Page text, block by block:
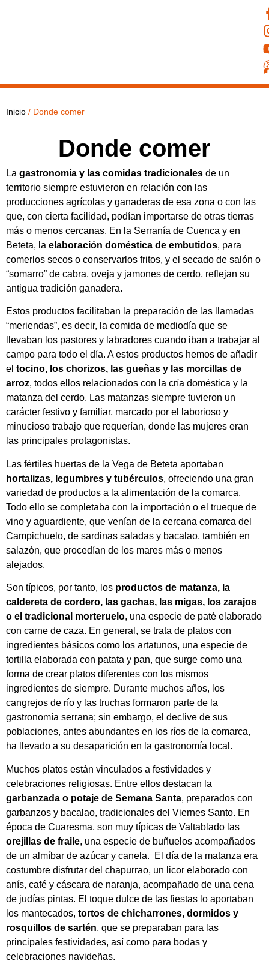
Inicio / Donde comer
Donde comer
La gastronomía y las comidas tradicionales de un
territorio siempre estuvieron en relación con las
producciones agrícolas y ganaderas de esa zona o con las
que, con cierta facilidad, podían importarse de otras tierras
más o menos cercanas. En la Serranía de Cuenca y en
Beteta, la elaboración doméstica de embutidos, para
comerlos secos o conservarlos fritos, y el secado de salón o
“somarro” de cabra, oveja y jamones de cerdo, reflejan su
antigua tradición ganadera.
Estos productos facilitaban la preparación de las llamadas
“meriendas”, es decir, la comida de mediodía que se
llevaban los pastores y labradores cuando iban a trabajar al
campo para todo el día. A estos productos hemos de añadir
el tocino, los chorizos, las gueñas y las morcillas de
arroz, todos ellos relacionados con la cría doméstica y la
matanza del cerdo. Las matanzas siempre tuvieron un
carácter festivo y familiar, marcado por el laborioso y
minucioso trabajo que requerían, donde las mujeres eran
las principales protagonistas.
Las fértiles huertas de la Vega de Beteta aportaban
hortalizas, legumbres y tubérculos, ofreciendo una gran
variedad de productos a la alimentación de la comarca.
Todo ello se completaba con la importación o el trueque de
vino y aguardiente, que venían de la cercana comarca del
Campichuelo, de sardinas saladas y bacalao, también en
salazón, que procedían de los mares más o menos
alejados.
Son típicos, por tanto, los productos de matanza, la
caldereta de cordero, las gachas, las migas, los zarajos
o el tradicional morteruelo, una especie de paté elaborado
con carne de caza. En general, se trata de platos con
ingredientes básicos como los artatunos, una especie de
tortilla elaborada con patata y pan, que surge como una
forma de crear platos diferentes con los mismos
ingredientes de siempre. Durante muchos años, los
cangrejos de río y las truchas formaron parte de la
gastronomía serrana; sin embargo, el declive de sus
poblaciones, antes abundantes en los ríos de la comarca,
ha llevado a su desaparición en la gastronomía local.
Muchos platos están vinculados a festividades y
celebraciones religiosas. Entre ellos destacan la
garbanzada o potaje de Semana Santa, preparados con
garbanzos y bacalao, tradicionales del Viernes Santo. En
época de Cuaresma, son muy típicas de Valtablado las
orejillas de fraile, una especie de buñuelos acompañados
de un almíbar de azúcar y canela. El día de la matanza era
costumbre disfrutar del chapurrao, un licor elaborado con
anís, café y cáscara de naranja, acompañado de una cena
de judías pintas. El toque dulce de las fiestas lo aportaban
los mantecados, tortos de chicharrones, dormidos y
rosquillos de sartén, que se preparaban para las
principales festividades, así como para bodas y
celebraciones navideñas.